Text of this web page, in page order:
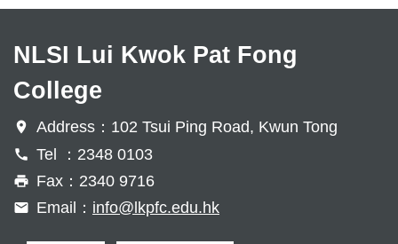
NLSI Lui Kwok Pat Fong
College
Address：102 Tsui Ping Road, Kwun Tong
Tel ：2348 0103
Fax：2340 9716
Email： info@lkpfc.edu.hk